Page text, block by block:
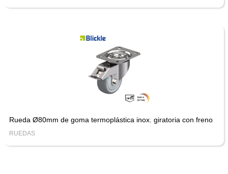
Rueda Ø80mm de goma termoplástica inox. giratoria con freno
RUEDAS